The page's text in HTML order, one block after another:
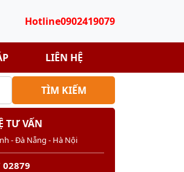
Hotline0902419079
LIÊN HỆ
TÌM KIẾM
TƯ VẤN
- Đà Nẵng - Hà Nội
02879